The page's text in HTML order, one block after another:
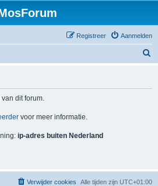
Aanmelden
Registreer
dit forum.
voor meer informatie.
ip-adres buiten Nederland
Alle tijden zijn UTC+01:00
Verwijder cookies